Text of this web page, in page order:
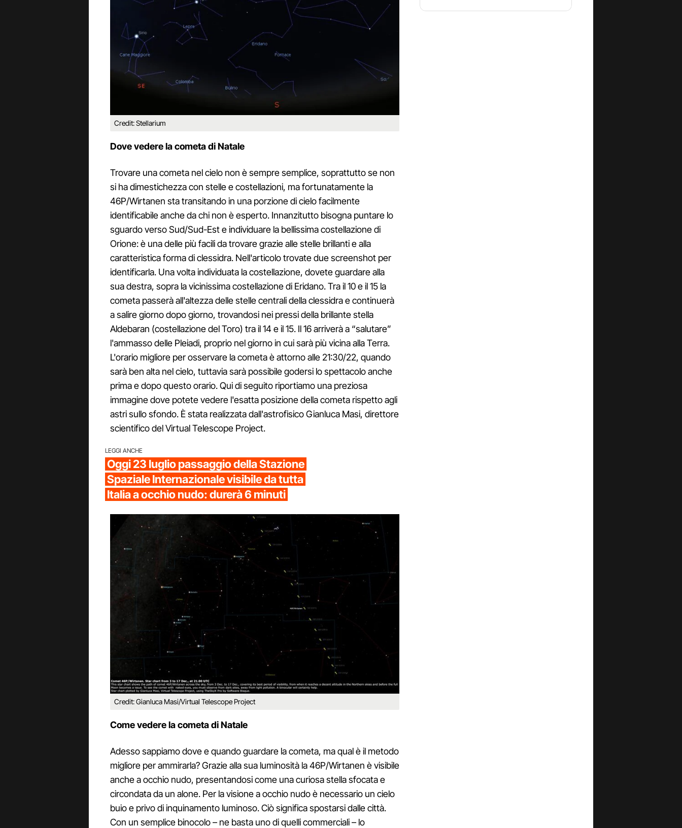
Credit: Stellarium
Dove vedere la cometa di Natale
Trovare una cometa nel cielo non è sempre semplice, soprattutto se non
si ha dimestichezza con stelle e costellazioni, ma fortunatamente la
46P/Wirtanen sta transitando in una porzione di cielo facilmente
identificabile anche da chi non è esperto. Innanzitutto bisogna puntare lo
sguardo verso Sud/Sud-Est e individuare la bellissima costellazione di
Orione: è una delle più facili da trovare grazie alle stelle brillanti e alla
caratteristica forma di clessidra. Nell'articolo trovate due screenshot per
identificarla. Una volta individuata la costellazione, dovete guardare alla
sua destra, sopra la vicinissima costellazione di Eridano. Tra il 10 e il 15 la
cometa passerà all'altezza delle stelle centrali della clessidra e continuerà
a salire giorno dopo giorno, trovandosi nei pressi della brillante stella
Aldebaran (costellazione del Toro) tra il 14 e il 15. Il 16 arriverà a “salutare”
l'ammasso delle Pleiadi, proprio nel giorno in cui sarà più vicina alla Terra.
L'orario migliore per osservare la cometa è attorno alle 21:30/22, quando
sarà ben alta nel cielo, tuttavia sarà possibile godersi lo spettacolo anche
prima e dopo questo orario. Qui di seguito riportiamo una preziosa
immagine dove potete vedere l'esatta posizione della cometa rispetto agli
astri sullo sfondo. È stata realizzata dall'astrofisico Gianluca Masi, direttore
scientifico del Virtual Telescope Project.
LEGGI ANCHE
Oggi 23 luglio passaggio della Stazione
Spaziale Internazionale visibile da tutta
Italia a occhio nudo: durerà 6 minuti
Credit: Gianluca Masi/Virtual Telescope Project
Come vedere la cometa di Natale
Adesso sappiamo dove e quando guardare la cometa, ma qual è il metodo
migliore per ammirarla? Grazie alla sua luminosità la 46P/Wirtanen è visibile
anche a occhio nudo, presentandosi come una curiosa stella sfocata e
circondata da un alone. Per la visione a occhio nudo è necessario un cielo
buio e privo di inquinamento luminoso. Ciò significa spostarsi dalle città.
Con un semplice binocolo – ne basta uno di quelli commerciali – lo